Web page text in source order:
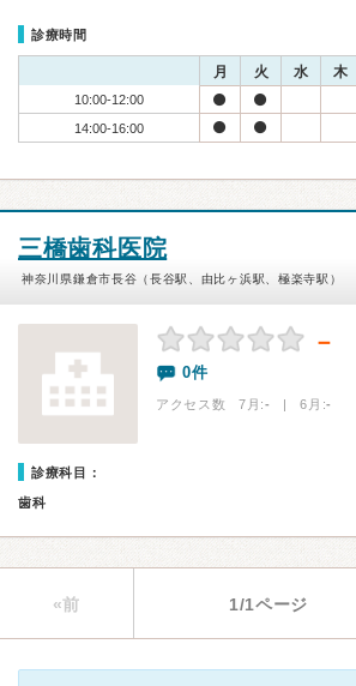
診療時間
月 火 水 木
10:00-12:00
14:00-16:00
三橋歯科医院
神奈川県鎌倉市長谷（長谷駅、由比ヶ浜駅、極楽寺駅）
－
0件
アクセス数 7月:- | 6月:-
診療科目：
歯科
«前 1/1ページ